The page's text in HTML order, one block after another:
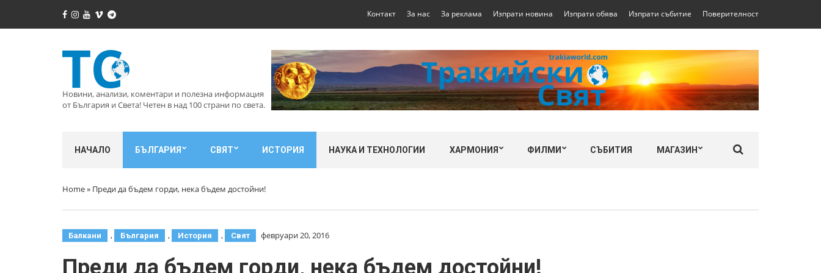
Контакт За нас За реклама Изпрати новина Изпрати обява Изпрати събитие Поверителност
Новини, анализи, коментари и полезна информация
от България и Света! Четен в над 100 страни по света.
НАЧАЛО БЪЛГАРИЯ СВЯТ ИСТОРИЯ НАУКА И ТЕХНОЛОГИИ ХАРМОНИЯ ФИЛМИ СЪБИТИЯ МАГАЗИН
Home» Преди да бъдем горди, нека бъдем достойни!
Балкани , България , История , Свят февруари 20, 2016
Преди да бъдем горди, нека бъдем достойни!